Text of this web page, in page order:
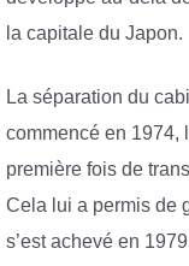
la capitale du Japon.
La séparation du
commencé en 1974,
première fois de
Cela lui a permis de
s’est achevé en